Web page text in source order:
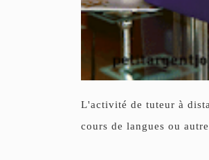
L'activité de tuteur à
cours de langues ou